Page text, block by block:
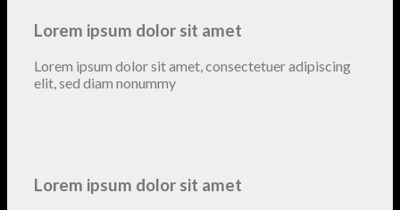
Lorem ipsum dolor sit amet
Lorem ipsum dolor sit amet, consectetuer adipiscing
elit, sed diam nonummy
Lorem ipsum dolor sit amet